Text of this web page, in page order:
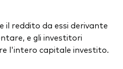
il reddito da essi derivante
e gli investitori
l'intero capitale investito.